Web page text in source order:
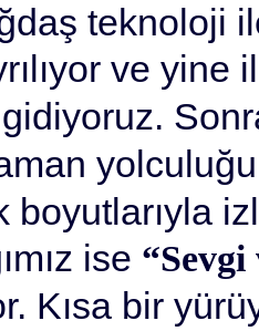
teknoloji
ve
gidiyoruz.
boyutlarıyla
ise
Kısa bir